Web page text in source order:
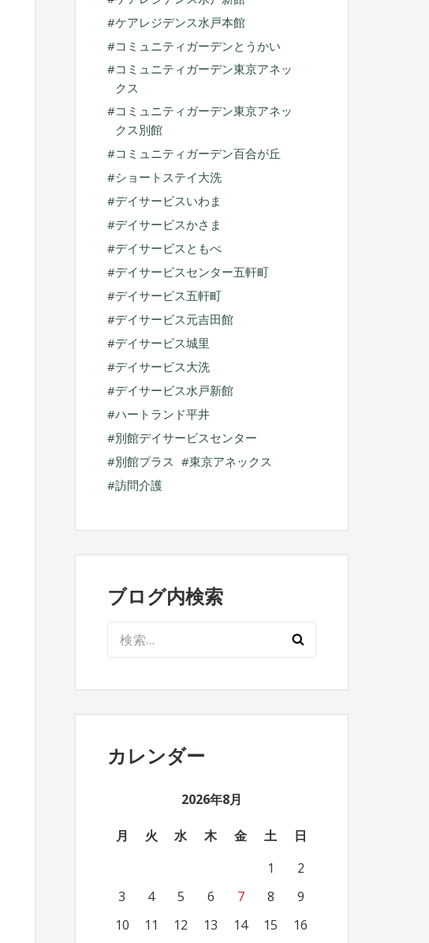
ケアレジデンス水戸本館
コミュニティガーデンとうかい
コミュニティガーデン東京アネッ
クス
コミュニティガーデン東京アネッ
クス別館
コミュニティガーデン百合が丘
ショートステイ大洗
デイサービスいわま
デイサービスかさま
デイサービスともべ
デイサービスセンター五軒町
デイサービス五軒町
デイサービス元吉田館
デイサービス城里
デイサービス大洗
デイサービス水戸新館
ハートランド平井
別館デイサービスセンター
別館プラス
東京アネックス
訪問介護
ブログ内検索
カレンダー
2026年8月
月 火 水 木 金 土 日
1
2
3
4 5 6 7 8
9
10
11 12 13 14 15
16